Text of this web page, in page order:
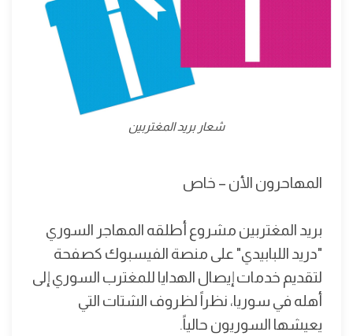
شعار بريد المغتربين
المهاحرون الأن – خاص
بريد المغتربين مشروع أطلقه المهاجر السوري
"دريد اللبابيدي" على منصة الفيسبوك كصفحة
لتقديم خدمات إيصال الهدايا للمغترب السوري إلى
أهله في سوريا، نظراً لظروف الشتات التي
يعيشها السوريون حالياً.